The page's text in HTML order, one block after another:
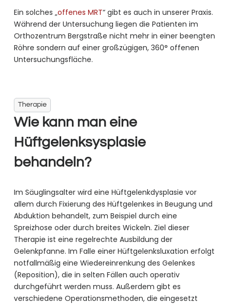
Ein solches „offenes MRT“ gibt es auch in unserer Praxis.
Während der Untersuchung liegen die Patienten im
Orthozentrum Bergstraße nicht mehr in einer beengten
Röhre sondern auf einer großzügigen, 360° offenen
Untersuchungsfläche.
Therapie
Wie kann man eine
Hüftgelenksysplasie
behandeln?
Im Säuglingsalter wird eine Hüftgelenkdysplasie vor
allem durch Fixierung des Hüftgelenkes in Beugung und
Abduktion behandelt, zum Beispiel durch eine
Spreizhose oder durch breites Wickeln. Ziel dieser
Therapie ist eine regelrechte Ausbildung der
Gelenkpfanne. Im Falle einer Hüftgelenksluxation erfolgt
notfallmäßig eine Wiedereinrenkung des Gelenkes
(Reposition), die in selten Fällen auch operativ
durchgeführt werden muss. Außerdem gibt es
verschiedene Operationsmethoden, die eingesetzt